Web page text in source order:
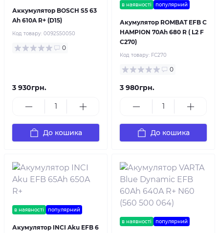
Аккумулятор BOSCH S5 63
Ah 610A R+ (D15)
Код товару: 0092S50050
0
3 930грн.
До кошика
в наявності популярний
Акумулятор ROMBAT EFB C
HAMPION 70Ah 680 R ( L2 F
C270)
Код товару: FC270
0
3 980грн.
До кошика
в наявності популярний
Акумулятор INCI Aku EFB 6
в наявності популярний